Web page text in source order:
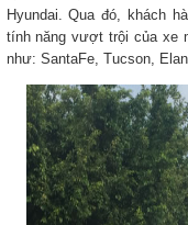
Hyundai. Qua đó, khách
tính năng vượt trội của xe
như: SantaFe, Tucson,